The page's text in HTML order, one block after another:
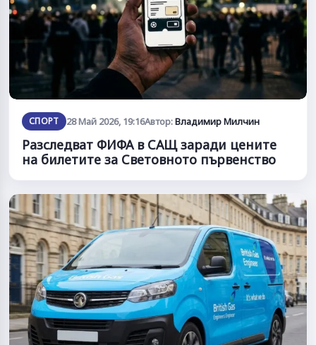
СПОРТ 28 Май 2026, 19:16Автор:Владимир Милчин
Разследват ФИФА в САЩ заради цените
на билетите за Световното първенство